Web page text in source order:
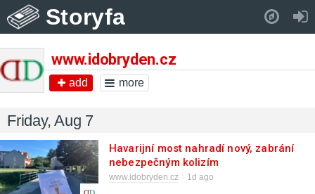
Storyfa
www.idobryden.cz
add more
Friday, Aug 7
Havarijní most nahradí nový, zabrání
nebezpečným kolizím
www.idobryden.cz 1d ago
Pull down to refresh..